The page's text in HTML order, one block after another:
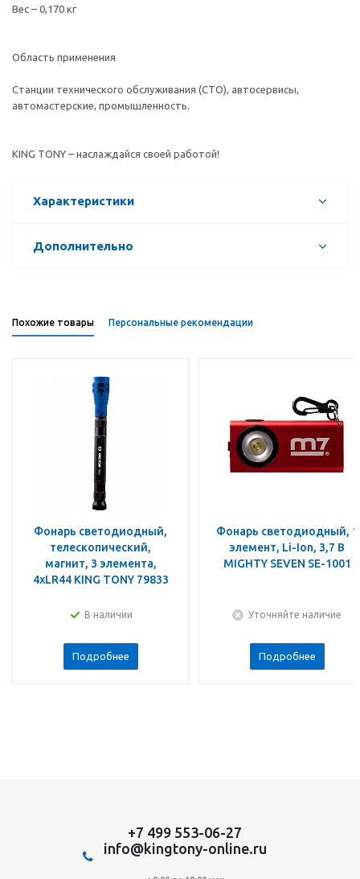
Вес – 0,170 кг
Область применения
Станции технического обслуживания (СТО), автосервисы,
автомастерские, промышленность.
KING TONY – наслаждайся своей работой!
Характеристики
Дополнительно
Похожие товары Персональные рекомендации
Фонарь светодиодный,
телескопический,
магнит, 3 элемента,
4хLR44 KING TONY 79833
В наличии
Подробнее
Фонарь светодиодный, 1
элемент, Li-Ion, 3,7 В
MIGHTY SEVEN SE-1001
Уточняйте наличие
Подробнее
+7 499 553-06-27
info@kingtony-online.ru